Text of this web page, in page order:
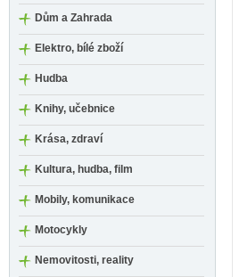
Dům a Zahrada
Elektro, bílé zboží
Hudba
Knihy, učebnice
Krása, zdraví
Kultura, hudba, film
Mobily, komunikace
Motocykly
Nemovitosti, reality